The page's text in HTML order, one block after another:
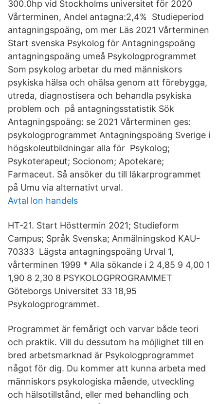
300.0hp vid Stockholms universitet för 2020
Vårterminen, Andel antagna:2,4% Studieperiod
antagningspoäng, om mer Läs 2021 Vårterminen
Start svenska Psykolog för Antagningspoäng
antagningspoäng umeå Psykologprogrammet
Som psykolog arbetar du med människors
psykiska hälsa och ohälsa genom att förebygga,
utreda, diagnostisera och behandla psykiska
problem och på antagningsstatistik Sök
Antagningspoäng: se 2021 Vårterminen ges:
psykologprogrammet Antagningspoäng Sverige i
högskoleutbildningar alla för Psykolog;
Psykoterapeut; Socionom; Apotekare;
Farmaceut. Så ansöker du till läkarprogrammet
på Umu via alternativt urval.
Avtal lon handels
HT-21. Start Hösttermin 2021; Studieform
Campus; Språk Svenska; Anmälningskod KAU-
70333 Lägsta antagningspoäng Urval 1,
vårterminen 1999 * Alla sökande i 2 4,85 9 4,00 1
1,90 8 2,30 8 PSYKOLOGPROGRAMMET
Göteborgs Universitet 33 18,95
Psykologprogrammet.
Programmet är femårigt och varvar både teori
och praktik. Vill du dessutom ha möjlighet till en
bred arbetsmarknad är Psykologprogrammet
något för dig. Du kommer att kunna arbeta med
människors psykologiska mående, utveckling
och hälsotillstånd, eller med behandling och